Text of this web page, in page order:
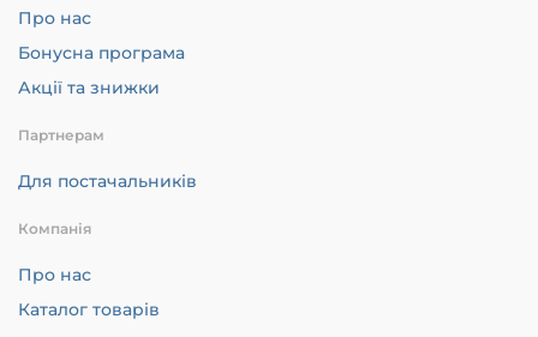
Про нас
Бонусна програма
Акції та знижки
Партнерам
Для постачальників
Компанія
Про нас
Каталог товарів